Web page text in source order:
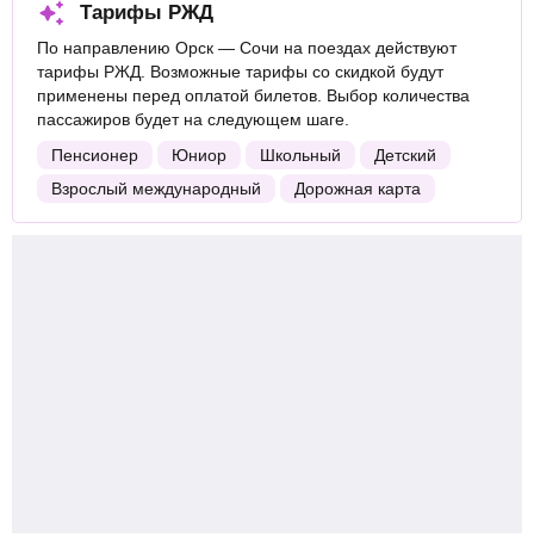
Тарифы РЖД
По направлению Орск — Сочи на поездах действуют
тарифы РЖД. Возможные тарифы со скидкой будут
применены перед оплатой билетов. Выбор количества
пассажиров будет на следующем шаге.
Пенсионер
Юниор Школьный
Детский
Взрослый международный
Дорожная карта